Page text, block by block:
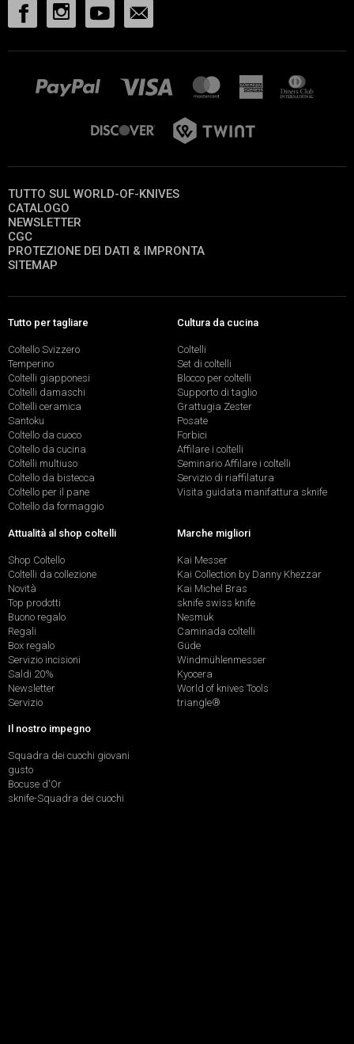
TUTTO SUL WORLD-OF-KNIVES
CATALOGO
NEWSLETTER
CGC
PROTEZIONE DEI DATI & IMPRONTA
SITEMAP
Tutto per tagliare
Coltello Svizzero
Temperino
Coltelli giapponesi
Coltelli damaschi
Coltelli ceramica
Santoku
Coltello da cuoco
Coltello da cucina
Coltelli multiuso
Coltello da bistecca
Coltello per il pane
Coltello da formaggio
Cultura da cucina
Coltelli
Set di coltelli
Blocco per coltelli
Supporto di taglio
Grattugia Zester
Posate
Forbici
Affilare i coltelli
Seminario Affilare i coltelli
Servizio di riaffilatura
Visita guidata manifattura sknife
Attualità al shop coltelli
Shop Coltello
Coltelli da collezione
Novità
Top prodotti
Buono regalo
Regali
Box regalo
Servizio incisioni
Saldi 20%
Newsletter
Servizio
Marche migliori
Kai Messer
Kai Collection by Danny Khezzar
Kai Michel Bras
sknife swiss knife
Nesmuk
Caminada coltelli
Güde
Windmühlenmesser
Kyocera
World of knives Tools
triangle®
Il nostro impegno
Squadra dei cuochi giovani
gusto
Bocuse d'Or
sknife-Squadra dei cuochi